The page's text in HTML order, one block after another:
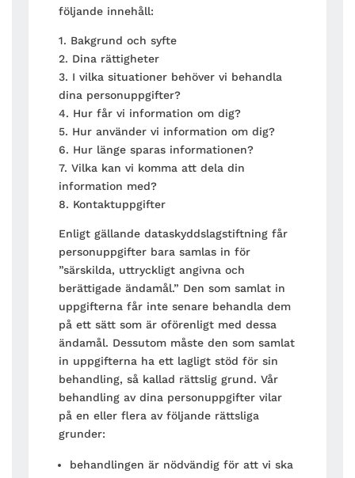
följande innehåll:
1. Bakgrund och syfte
2. Dina rättigheter
3. I vilka situationer behöver vi behandla
dina personuppgifter?
4. Hur får vi information om dig?
5. Hur använder vi information om dig?
6. Hur länge sparas informationen?
7. Vilka kan vi komma att dela din
information med?
8. Kontaktuppgifter
Enligt gällande dataskyddslagstiftning får
personuppgifter bara samlas in för
”särskilda, uttryckligt angivna och
berättigade ändamål.” Den som samlat in
uppgifterna får inte senare behandla dem
på ett sätt som är oförenligt med dessa
ändamål. Dessutom måste den som samlat
in uppgifterna ha ett lagligt stöd för sin
behandling, så kallad rättslig grund. Vår
behandling av dina personuppgifter vilar
på en eller flera av följande rättsliga
grunder:
behandlingen är nödvändig för att vi ska